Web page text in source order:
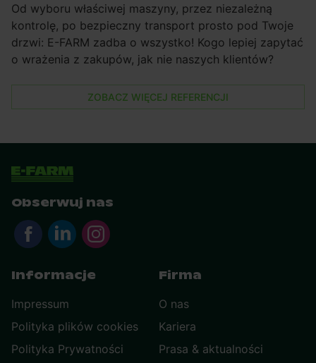
Od wyboru właściwej maszyny, przez niezależną
kontrolę, po bezpieczny transport prosto pod Twoje
drzwi: E-FARM zadba o wszystko! Kogo lepiej zapytać
o wrażenia z zakupów, jak nie naszych klientów?
ZOBACZ WIĘCEJ REFERENCJI
Obserwuj nas
Informacje
Impressum
Polityka plików cookies
Polityka Prywatności
Firma
O nas
Kariera
Prasa & aktualności